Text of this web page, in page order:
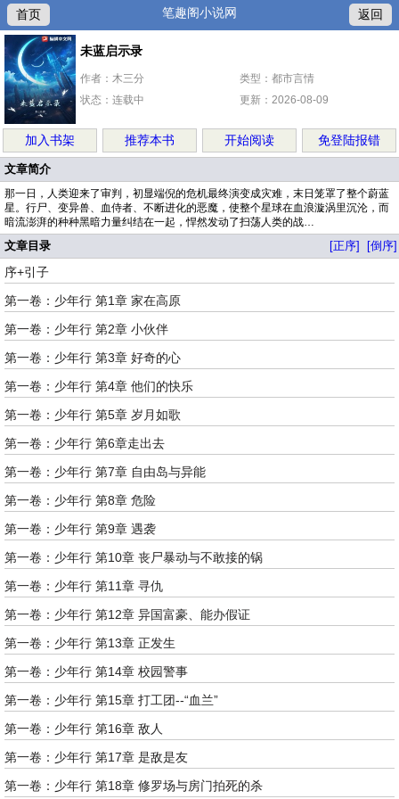
首页 笔趣阁小说网 返回
未蓝启示录
作者：木三分
类型：都市言情
状态：连载中
更新：2026-08-09
加入书架 推荐本书 开始阅读 免登陆报错
文章简介
那一日，人类迎来了审判，初显端倪的危机最终演变成灾难，末日笼罩了整个蔚蓝
星。行尸、变异兽、血侍者、不断进化的恶魔，使整个星球在血浪漩涡里沉沦，而
暗流澎湃的种种黑暗力量纠结在一起，悍然发动了扫荡人类的战…
文章目录 [正序] [倒序]
序+引子
第一卷：少年行 第1章 家在高原
第一卷：少年行 第2章 小伙伴
第一卷：少年行 第3章 好奇的心
第一卷：少年行 第4章 他们的快乐
第一卷：少年行 第5章 岁月如歌
第一卷：少年行 第6章走出去
第一卷：少年行 第7章 自由岛与异能
第一卷：少年行 第8章 危险
第一卷：少年行 第9章 遇袭
第一卷：少年行 第10章 丧尸暴动与不敢接的锅
第一卷：少年行 第11章 寻仇
第一卷：少年行 第12章 异国富豪、能办假证
第一卷：少年行 第13章 正发生
第一卷：少年行 第14章 校园警事
第一卷：少年行 第15章 打工团--“血兰”
第一卷：少年行 第16章 敌人
第一卷：少年行 第17章 是敌是友
第一卷：少年行 第18章 修罗场与房门拍死的杀